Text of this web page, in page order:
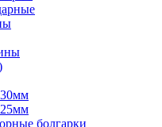
болгарки